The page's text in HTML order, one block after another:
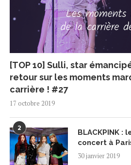
[TOP 10] Sulli, star
retour sur les moments
carrière ! #27
17 octobre 2019
2
BLACKPINK :
concert à
30 janvier 2019